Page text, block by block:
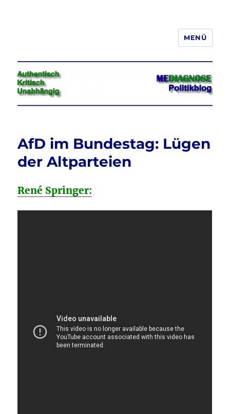
Jeder hat das Recht, seine
Meinung in Wort, Schrift und Bild
frei zu äußern und zu verbreiten
MENÜ
AfD im Bundestag: Lügen
der Altparteien
René Springer: